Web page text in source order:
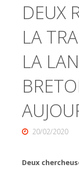
DEUX
LA
LA
20/02/2020
Deux